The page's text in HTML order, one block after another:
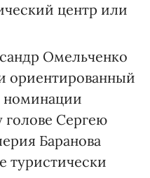
центр или
Омельченко
ориентированный
номинации
голове Сергею
Баранова
туристически